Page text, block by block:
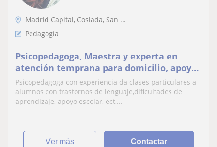
Madrid Capital, Coslada, San ...
Pedagogía
Psicopedagoga, Maestra y experta en
atención temprana para domicilio, apoyo
escolar, trastornos del lenguaje, ect
Psicopedagoga con experiencia da clases particulares a
alumnos con trastornos de lenguaje,dificultades de
aprendizaje, apoyo escolar, ect,...
ver más Contactar